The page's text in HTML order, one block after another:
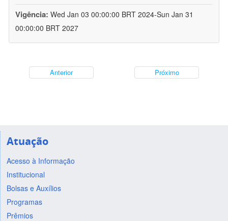
Vigência: Wed Jan 03 00:00:00 BRT 2024-Sun Jan 31
00:00:00 BRT 2027
Anterior Próximo
Atuação
Acesso à Informação
Institucional
Bolsas e Auxílios
Programas
Prêmios